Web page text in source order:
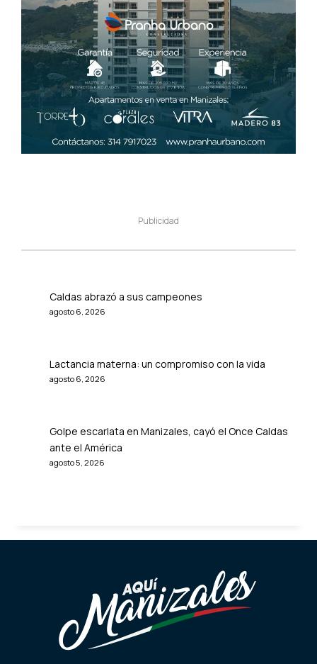
Publicidad
Caldas abrazó a sus campeones
agosto 6, 2026
Lactancia materna: un compromiso con la vida
agosto 6, 2026
Golpe escarlata en Manizales, cayó el Once Caldas
ante el América
agosto 5, 2026